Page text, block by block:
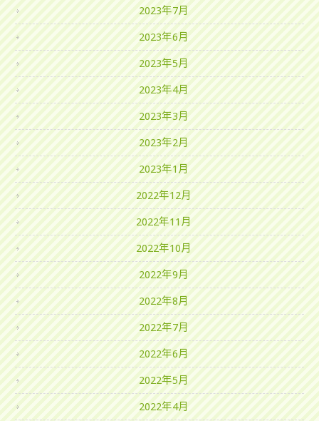
2023年7月
2023年6月
2023年5月
2023年4月
2023年3月
2023年2月
2023年1月
2022年12月
2022年11月
2022年10月
2022年9月
2022年8月
2022年7月
2022年6月
2022年5月
2022年4月